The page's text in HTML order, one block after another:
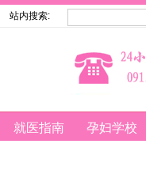
站内搜索:
就医指南 孕妇学校